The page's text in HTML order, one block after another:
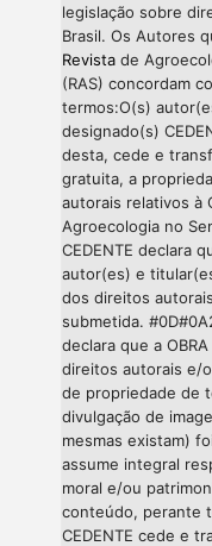
legislação sobre
Brasil. Os Autores
Revista de
(RAS) concordam
termos:O(s)
designado(s)
desta, cede e
gratuita, a
autorais relativos à
Agroecologia no
CEDENTE declara
autor(es) e
dos direitos
submetida.
declara que a
direitos autorais e/
de propriedade de
divulgação de
mesmas existam)
assume integral
moral e/ou
conteúdo, perante
CEDENTE cede e